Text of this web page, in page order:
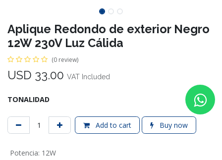
Aplique Redondo de exterior Negro
12W 230V Luz Cálida
(0 review)
USD 33.00 VAT Included
TONALIDAD
Add to cart Buy now
Potencia: 12W